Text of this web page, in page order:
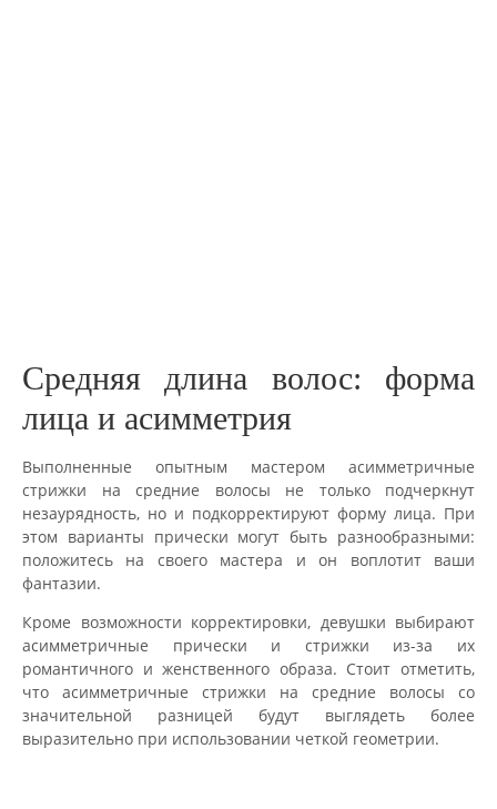
Средняя длина волос: форма
лица и асимметрия
Выполненные опытным мастером асимметричные
стрижки на средние волосы не только подчеркнут
незаурядность, но и подкорректируют форму лица. При
этом варианты прически могут быть разнообразными:
положитесь на своего мастера и он воплотит ваши
фантазии.
Кроме возможности корректировки, девушки выбирают
асимметричные прически и стрижки из-за их
романтичного и женственного образа. Стоит отметить,
что асимметричные стрижки на средние волосы со
значительной разницей будут выглядеть более
выразительно при использовании четкой геометрии.